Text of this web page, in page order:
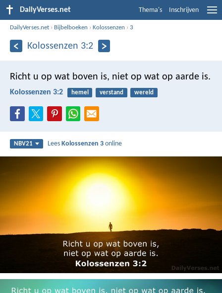
DailyVerses.net Thema's Inschrijven
DailyVerses.net › Bijbelboeken ›Kolossenzen ›3
Kolossenzen 3:2
Richt u op wat boven is, niet op wat op aarde is.
Kolossenzen 3:2 hemel verstand wereld
NBV21 LeesKolossenzen 3 online